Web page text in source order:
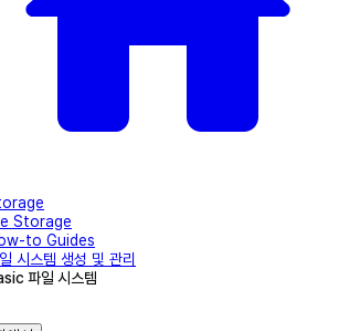
Storage
to Guides
시스템 생성 및 관리
파일 시스템